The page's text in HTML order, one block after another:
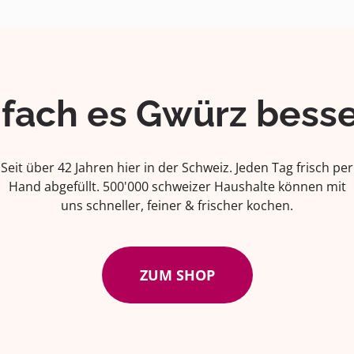
es Gwürz
Seit über 42 Jahren hier in der Schweiz. Jeden Tag frisch per
Hand abgefüllt. 500'000 schweizer Haushalte können mit
uns schneller, feiner & frischer kochen.
ZUM SHOP